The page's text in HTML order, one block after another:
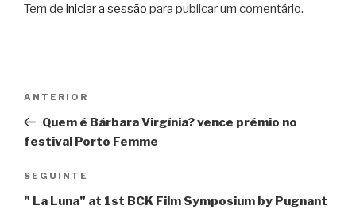
Tem de iniciar a sessão para publicar um comentário.
artigos
Conteúdo
anterior
ANTERIOR
Quem é Bárbara Virgínia? vence prémio no
festival Porto Femme
Conteúdo
seguinte
SEGUINTE
” La Luna” at 1st BCK Film Symposium by Pugnant